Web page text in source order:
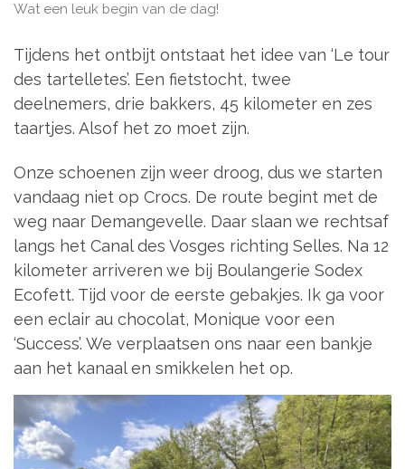
Wat een leuk begin van de dag!
Tijdens het ontbijt ontstaat het idee van ‘Le tour
des tartelletes’. Een fietstocht, twee
deelnemers, drie bakkers, 45 kilometer en zes
taartjes. Alsof het zo moet zijn.
Onze schoenen zijn weer droog, dus we starten
vandaag niet op Crocs. De route begint met de
weg naar Demangevelle. Daar slaan we rechtsaf
langs het Canal des Vosges richting Selles. Na 12
kilometer arriveren we bij Boulangerie Sodex
Ecofett. Tijd voor de eerste gebakjes. Ik ga voor
een eclair au chocolat, Monique voor een
‘Success’. We verplaatsen ons naar een bankje
aan het kanaal en smikkelen het op.